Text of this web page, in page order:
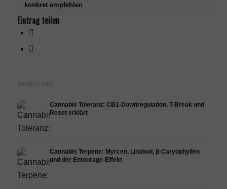
konkret empfehlen
Eintrag teilen
ÄHNLICHES
Cannabis Toleranz: CB1-Downregulation, T-Break und
Reset erklärt
Cannabis Terpene: Myrcen, Linalool, β-Caryophyllen
und der Entourage-Effekt